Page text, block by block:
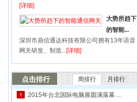
[详细]
大势所趋下
的智能...
深圳市鼎信通达科技有限公司拥有13年语音
网关研发、制造...[详细]
点击排行 周排行 月排行
2015年台北国际电脑展圆满落幕 ...